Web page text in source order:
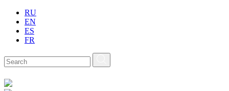
RU
EN
ES
FR